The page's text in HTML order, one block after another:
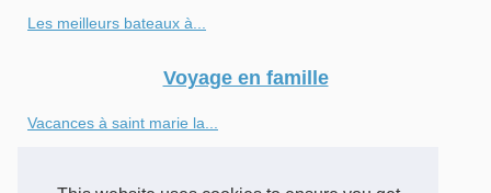
Les meilleurs bateaux à...
Voyage en famille
Vacances à saint marie la...